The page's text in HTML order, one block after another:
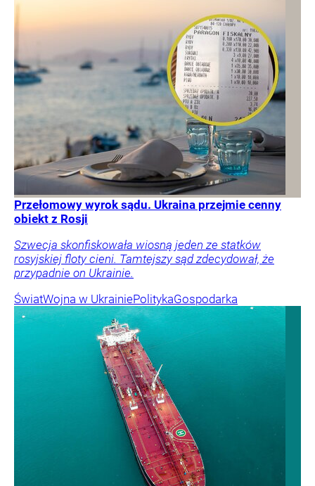
Przełomowy wyrok sądu. Ukraina przejmie cenny
obiekt z Rosji
Szwecja skonfiskowała wiosną jeden ze statków
rosyjskiej floty cieni. Tamtejszy sąd zdecydował, że
przypadnie on Ukrainie.
ŚwiatWojna w UkrainiePolitykaGospodarka